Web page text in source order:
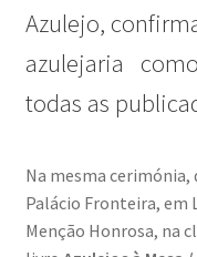
Especiais
Página
Azulejo,
azulejaria
todas as
Na mesma cerimónia,
Palácio Fronteira, em
Menção Honrosa, na